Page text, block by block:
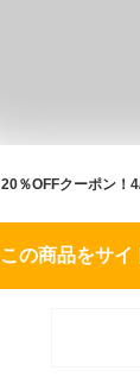
この商品をサイ